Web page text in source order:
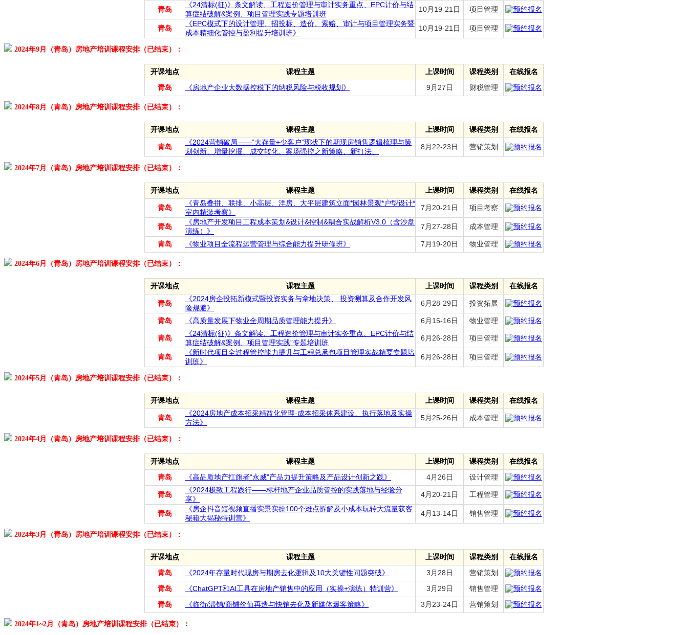
青岛
《24清标(征)》条文解读、工程造价管理与审计实务重点、EPC计价与结
算症结破解&案例、项目管理实践专题培训班
10月19-21日 项目管理
青岛
《EPC模式下的设计管理、招投标、造价、索赔、审计与项目管理实务暨
成本精细化管控与盈利提升培训班》
10月19-21日 项目管理
2024年9月（青岛）房地产培训课程安排（已结束）：
开课地点 课程主题 上课时间 课程类别 在线报名
青岛 《房地产企业大数据控税下的纳税风险与税收规划》 9月27日 财税管理
2024年8月（青岛）房地产培训课程安排（已结束）：
开课地点 课程主题 上课时间 课程类别 在线报名
青岛
《2024营销破局——“大存量+少客户”现状下的期现房销售逻辑梳理与策
划创新、增量挖掘、成交转化、案场强控之新策略、新打法、
8月22-23日 营销策划
2024年7月（青岛）房地产培训课程安排（已结束）：
开课地点 课程主题 上课时间 课程类别 在线报名
青岛
《青岛叠拼、联排、小高层、洋房、大平层建筑立面*园林景观*户型设计*
室内精装考察》
7月20-21日 项目考察
青岛
《房地产开发项目工程成本策划&设计&控制&耦合实战解析V3.0（含沙盘
演练）》
7月27-28日 成本管理
青岛 《物业项目全流程运营管理与综合能力提升研修班》 7月19-20日 物业管理
2024年6月（青岛）房地产培训课程安排（已结束）：
开课地点 课程主题 上课时间 课程类别 在线报名
青岛
《2024房企投拓新模式暨投资实务与拿地决策、 投资测算及合作开发风
险规避》
6月28-29日 投资拓展
青岛 《高质量发展下物业全周期品质管理能力提升》 6月15-16日 物业管理
青岛
《24清标(征)》条文解读、工程造价管理与审计实务重点、EPC计价与结
算症结破解&案例、项目管理实践”专题培训班
6月26-28日 项目管理
青岛
《新时代项目全过程管控能力提升与工程总承包项目管理实战精要专题培
训班》
6月26-28日 项目管理
2024年5月（青岛）房地产培训课程安排（已结束）：
开课地点 课程主题 上课时间 课程类别 在线报名
青岛
《2024房地产成本招采精益化管理-成本招采体系建设、执行落地及实操
方法》
5月25-26日 成本管理
2024年4月（青岛）房地产培训课程安排（已结束）：
开课地点 课程主题 上课时间 课程类别 在线报名
青岛 《高品质地产扛旗者“永威”产品力提升策略及产品设计创新之践》 4月26日 设计管理
青岛
《2024极致工程践行——标杆地产企业品质管控的实践落地与经验分
享》
4月20-21日 工程管理
青岛
《房企抖音短视频直播实景实操100个难点拆解及小成本玩转大流量获客
秘籍大揭秘特训营》
4月13-14日 销售管理
2024年3月（青岛）房地产培训课程安排（已结束）：
开课地点 课程主题 上课时间 课程类别 在线报名
青岛 《2024年存量时代现房与期房去化逻辑及10大关键性问题突破》 3月28日
营销策划
青岛
《ChatGPT和AI工具在房地产销售中的应用（实操+演练）特训营》 3月29日
销售管理
青岛
《临街/滞销/商铺价值再造与快销去化及新媒体爆客策略》 3月23-24日 营销策划
2024年1~2月（青岛）房地产培训课程安排（已结束）：